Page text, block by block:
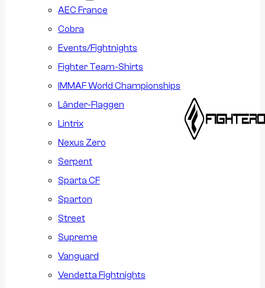
AEC France
Cobra
Events/Fightnights
Fighter Team-Shirts
IMMAF World Championships
Länder-Flaggen
Lintrix
Nexus Zero
Serpent
Sparta CF
Sparton
Street
Supreme
Vanguard
Vendetta Fightnights